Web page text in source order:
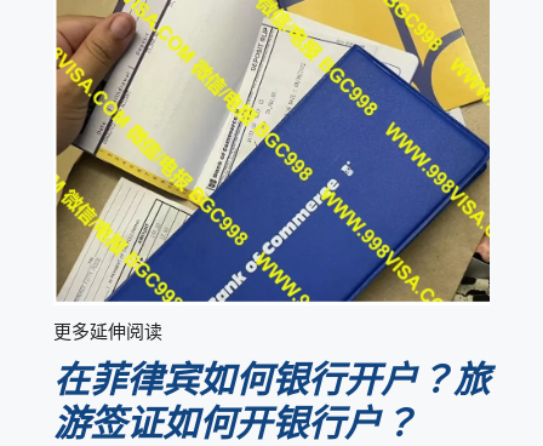
更多延伸阅读
在菲律宾如何银行开户？旅
游签证如何开银行户？